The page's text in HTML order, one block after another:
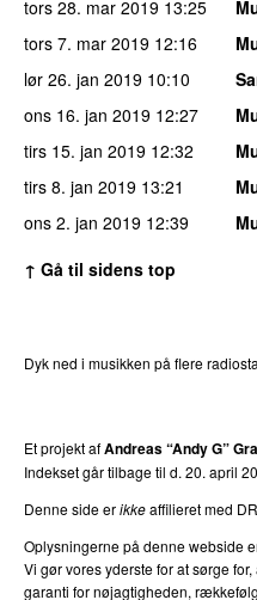
tors 28. mar 2019 13:25
tors 7. mar 2019 12:16
lør 26. jan 2019 10:10
ons 16. jan 2019 12:27
tirs 15. jan 2019 12:32
tirs 8. jan 2019 13:21
ons 2. jan 2019 12:39
↑ Gå til sidens top
Dyk ned i musikken på flere
Et projekt afAndreas “Andy G”
Indekset går tilbage til d. 20. april
Denne side erikkeaffilieret med
Oplysningerne på denne webside
Vi gør vores yderste for at sørge
garanti for nøjagtigheden,